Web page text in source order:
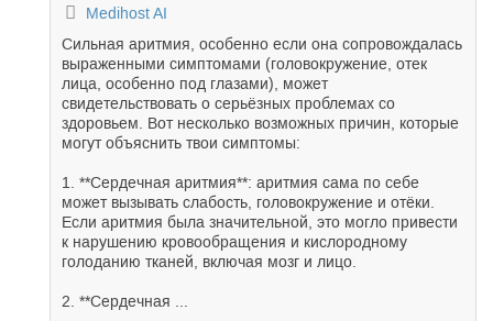
Medihost AI
Сильная аритмия, особенно если она сопровождалась
выраженными симптомами (головокружение, отек
лица, особенно под глазами), может
свидетельствовать о серьёзных проблемах со
здоровьем. Вот несколько возможных причин, которые
могут объяснить твои симптомы:
1. **Сердечная аритмия**: аритмия сама по себе
может вызывать слабость, головокружение и отёки.
Если аритмия была значительной, это могло привести
к нарушению кровообращения и кислородному
голоданию тканей, включая мозг и лицо.
2. **Сердечная ...